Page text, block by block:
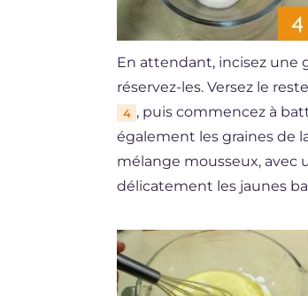
En attendant, incisez une
réservez-les. Versez le
4 , puis commencez à
également les graines de
mélange mousseux, avec
délicatement les jaunes